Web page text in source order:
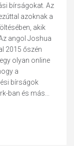
bírságokat. Az
azoknak a
akik
angol Joshua
2015 őszén
olyan online
a
bírságok
ban és más...